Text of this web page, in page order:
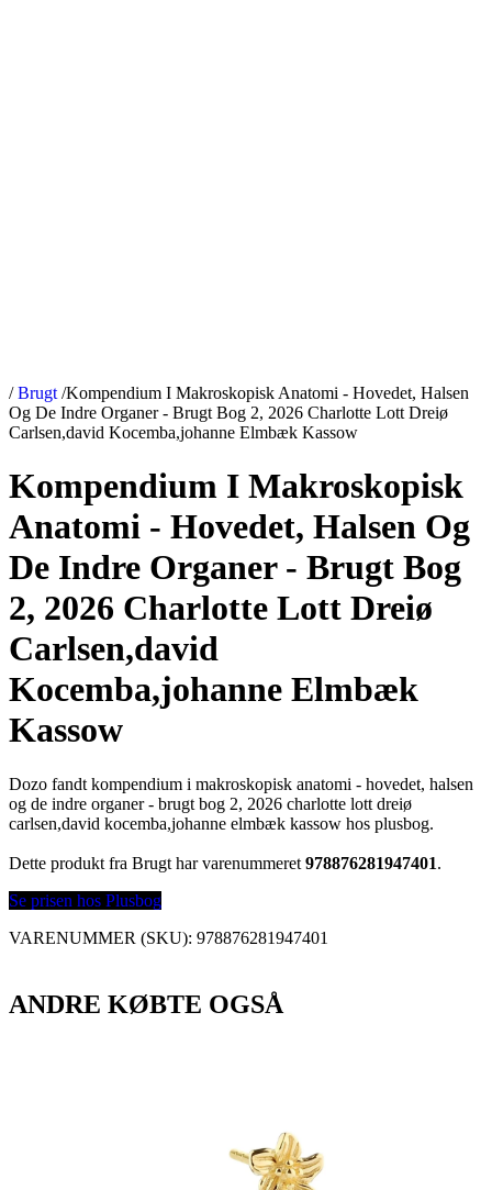
/ Brugt /Kompendium I Makroskopisk Anatomi - Hovedet, Halsen
Og De Indre Organer - Brugt Bog 2, 2026 Charlotte Lott Dreiø
Carlsen,david Kocemba,johanne Elmbæk Kassow
Kompendium I Makroskopisk
Anatomi - Hovedet, Halsen Og
De Indre Organer - Brugt Bog
2, 2026 Charlotte Lott Dreiø
Carlsen,david
Kocemba,johanne Elmbæk
Kassow
Dozo fandt kompendium i makroskopisk anatomi - hovedet, halsen
og de indre organer - brugt bog 2, 2026 charlotte lott dreiø
carlsen,david kocemba,johanne elmbæk kassow hos plusbog.
Dette produkt fra Brugt har varenummeret 978876281947401.
Se prisen hos Plusbog
VARENUMMER (SKU): 978876281947401
ANDRE KØBTE OGSÅ